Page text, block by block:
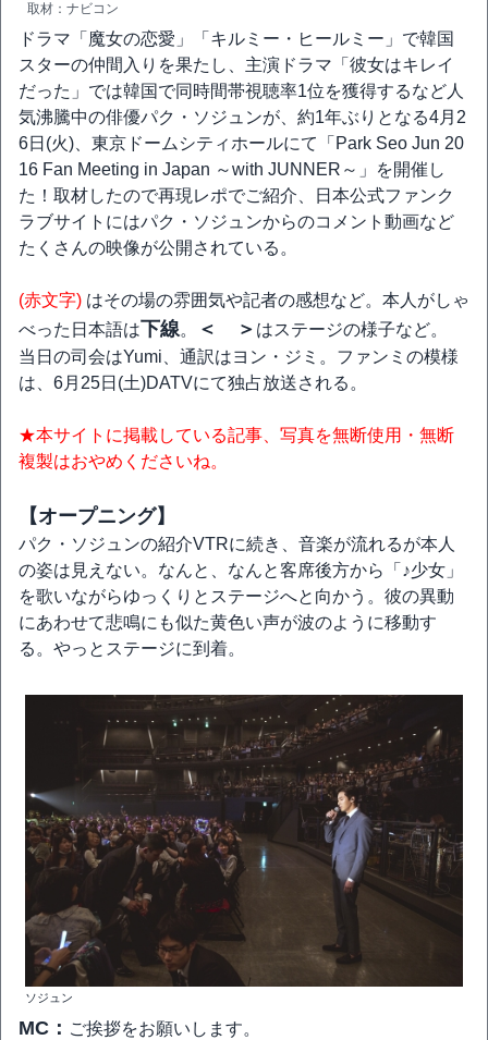
取材：ナビコン
ドラマ「魔女の恋愛」「キルミー・ヒールミー」で韓国
スターの仲間入りを果たし、主演ドラマ「彼女はキレイ
だった」では韓国で同時間帯視聴率1位を獲得するなど人
気沸騰中の俳優パク・ソジュンが、約1年ぶりとなる4月2
6日(火)、東京ドームシティホールにて「Park Seo Jun 20
16 Fan Meeting in Japan ～with JUNNER～」を開催し
た！取材したので再現レポでご紹介、日本公式ファンク
ラブサイトにはパク・ソジュンからのコメント動画など
たくさんの映像が公開されている。
(赤文字) はその場の雰囲気や記者の感想など。本人がしゃ
べった日本語は下線。 ＜ ＞ はステージの様子など。
当日の司会はYumi、通訳はヨン・ジミ。ファンミの模様
は、6月25日(土)DATVにて独占放送される。
★本サイトに掲載している記事、写真を無断使用・無断
複製はおやめくださいね。
【オープニング】
パク・ソジュンの紹介VTRに続き、音楽が流れるが本人
の姿は見えない。なんと、なんと客席後方から「♪少女」
を歌いながらゆっくりとステージへと向かう。彼の異動
にあわせて悲鳴にも似た黄色い声が波のように移動す
る。やっとステージに到着。
ソジュン
MC： ご挨拶をお願いします。